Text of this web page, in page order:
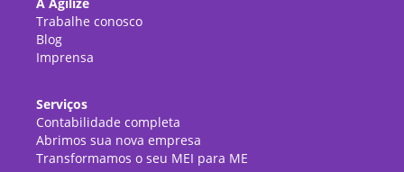
A Agilize
Trabalhe conosco
Blog
Imprensa
Serviços
Contabilidade completa
Abrimos sua nova empresa
Transformamos o seu MEI para ME